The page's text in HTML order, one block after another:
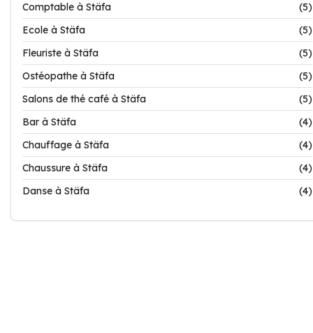
Comptable à Stäfa
(5)
Ecole à Stäfa
(5)
Fleuriste à Stäfa
(5)
Ostéopathe à Stäfa
(5)
Salons de thé café à Stäfa
(5)
Bar à Stäfa
(4)
Chauffage à Stäfa
(4)
Chaussure à Stäfa
(4)
Danse à Stäfa
(4)